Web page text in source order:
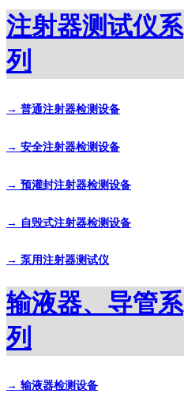
注射器测试仪系
列
→ 普通注射器检测设备
→ 安全注射器检测设备
→ 预灌封注射器检测设备
→ 自毁式注射器检测设备
→ 泵用注射器测试仪
输液器、导管系
列
→ 输液器检测设备